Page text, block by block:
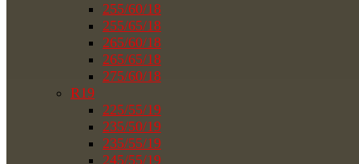
255/60/18
255/65/18
265/60/18
265/65/18
275/60/18
R19
225/55/19
235/50/19
235/55/19
245/55/19